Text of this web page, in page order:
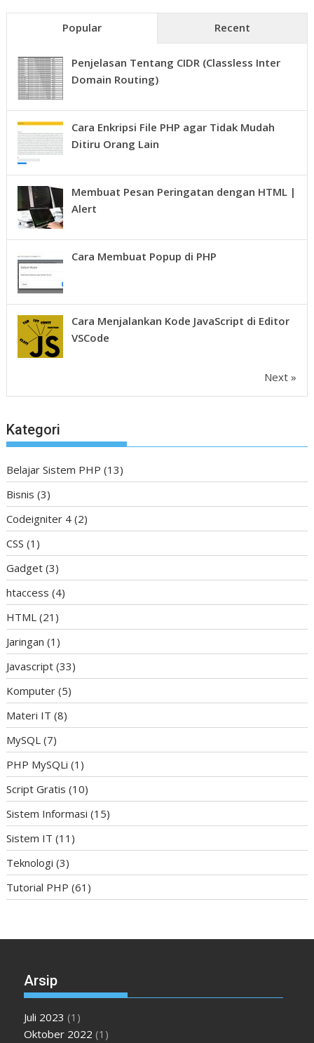
Popular Recent
Penjelasan Tentang CIDR (Classless Inter
Domain Routing)
Cara Enkripsi File PHP agar Tidak Mudah
Ditiru Orang Lain
Membuat Pesan Peringatan dengan HTML |
Alert
Cara Membuat Popup di PHP
Cara Menjalankan Kode JavaScript di Editor
VSCode
Next »
Kategori
Belajar Sistem PHP (13)
Bisnis (3)
Codeigniter 4 (2)
CSS (1)
Gadget (3)
htaccess (4)
HTML (21)
Jaringan (1)
Javascript (33)
Komputer (5)
Materi IT (8)
MySQL (7)
PHP MySQLi (1)
Script Gratis (10)
Sistem Informasi (15)
Sistem IT (11)
Teknologi (3)
Tutorial PHP (61)
Arsip
Juli 2023 (1)
Oktober 2022 (1)